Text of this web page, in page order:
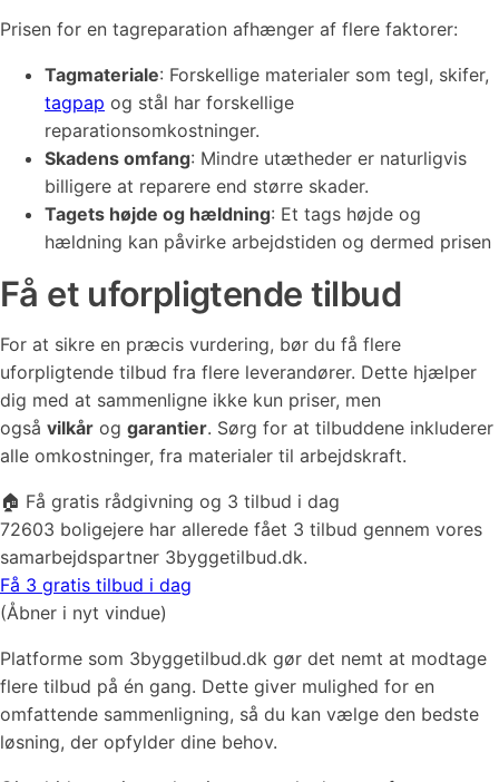
Prisen for en tagreparation afhænger af flere faktorer:
Tagmateriale: Forskellige materialer som tegl, skifer,
tagpap og stål har forskellige
reparationsomkostninger.
Skadens omfang: Mindre utætheder er naturligvis
billigere at reparere end større skader.
Tagets højde og hældning: Et tags højde og
hældning kan påvirke arbejdstiden og dermed prisen
Få et uforpligtende tilbud
For at sikre en præcis vurdering, bør du få flere
uforpligtende tilbud fra flere leverandører. Dette hjælper
dig med at sammenligne ikke kun priser, men
også vilkår og garantier. Sørg for at tilbuddene inkluderer
alle omkostninger, fra materialer til arbejdskraft.
🏠 Få gratis rådgivning og 3 tilbud i dag
72603 boligejere har allerede fået 3 tilbud gennem vores
samarbejdspartner 3byggetilbud.dk.
Få 3 gratis tilbud i dag
(Åbner i nyt vindue)
Platforme som 3byggetilbud.dk gør det nemt at modtage
flere tilbud på én gang. Dette giver mulighed for en
omfattende sammenligning, så du kan vælge den bedste
løsning, der opfylder dine behov.